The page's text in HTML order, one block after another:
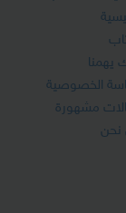
يهمنا
الخصوصية
مشهورة
نحن